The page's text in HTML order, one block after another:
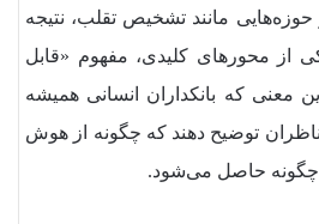
مانند تشخیص تقلب، نتیجه
از محورهای کلیدی، مفهوم «قابل
معنی که بانکداران انسانی همیشه
ناظران توضیح دهند که چگونه از هوش
چگونه حاصل می‌شود.